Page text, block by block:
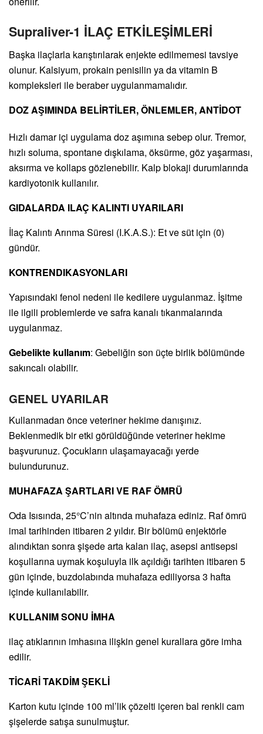
Supraliver-1 İLAÇ ETKİLEŞİMLERİ
Başka ilaçlarla karıştırılarak enjekte edilmemesi tavsiye
olunur. Kalsiyum, prokain penisilin ya da vitamin B
kompleksleri ile beraber uygulanmamalıdır.
DOZ AŞIMINDA BELİRTİLER, ÖNLEMLER, ANTİDOT
Hızlı damar içi uygulama doz aşımına sebep olur. Tremor,
hızlı soluma, spontane dışkılama, öksürme, göz yaşarması,
aksırma ve kollaps gözlenebilir. Kalp blokaji durumlarında
kardiyotonik kullanılır.
GIDALARDA ILAÇ KALINTI UYARILARI
İlaç Kalıntı Arınma Süresi (I.K.A.S.): Et ve süt için (0)
gündür.
KONTRENDIKASYONLARI
Yapısındaki fenol nedeni ile kedilere uygulanmaz. İşitme
ile ilgili problemlerde ve safra kanalı tıkanmalarında
uygulanmaz.
Gebelikte kullanım: Gebeliğin son üçte birlik bölümünde
sakıncalı olabilir.
GENEL UYARILAR
Kullanmadan önce veteriner hekime danışınız.
Beklenmedik bir etki görüldüğünde veteriner hekime
başvurunuz. Çocukların ulaşamayacağı yerde
bulundurunuz.
MUHAFAZA ŞARTLARI VE RAF ÖMRÜ
Oda Isısında, 25°C’nin altında muhafaza ediniz. Raf ömrü
imal tarihinden itibaren 2 yıldır. Bir bölümü enjektörle
alındıktan sonra şişede arta kalan ilaç, asepsi antisepsi
koşullarına uymak koşuluyla ilk açıldığı tarihten itibaren 5
gün içinde, buzdolabında muhafaza ediliyorsa 3 hafta
içinde kullanılabilir.
KULLANIM SONU İMHA
ilaç atıklarının imhasına ilişkin genel kurallara göre imha
edilir.
TİCARİ TAKDİM ŞEKLİ
Karton kutu içinde 100 ml’lik çözelti içeren bal renkli cam
şişelerde satışa sunulmuştur.